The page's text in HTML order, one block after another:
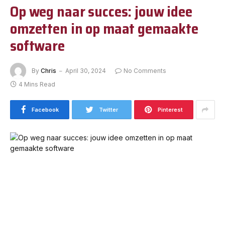
Op weg naar succes: jouw idee
omzetten in op maat gemaakte
software
By Chris April 30, 2024
No Comments
4 Mins Read
Facebook Twitter Pinterest